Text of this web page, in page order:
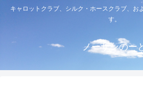
キャロットクラブ、シルク・ホースクラブ、お
す。
ノーザンのー